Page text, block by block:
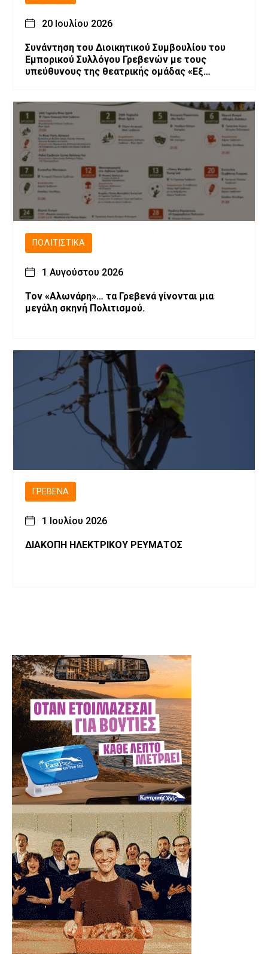
20 Ιουλίου 2026
Συνάντηση του Διοικητικού Συμβουλίου του
Εμπορικού Συλλόγου Γρεβενών με τους
υπεύθυνους της θεατρικής ομάδας «Εξ
ΠΟΛΙΤΙΣΤΙΚΆ
1 Αυγούστου 2026
Τον «Αλωνάρη»… τα Γρεβενά γίνονται μια
μεγάλη σκηνή Πολιτισμού.
ΓΡΕΒΕΝΆ
1 Ιουλίου 2026
ΔΙΑΚΟΠΗ ΗΛΕΚΤΡΙΚΟΥ ΡΕΥΜΑΤΟΣ